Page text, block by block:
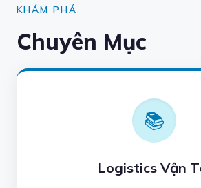
KHÁM PHÁ
Chuyên Mục
📚
Logistics Vận